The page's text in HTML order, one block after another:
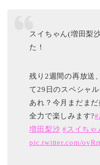
スイちゃん(増田梨
た！
残り2週間の再放送
て29日のスペシャ
あれ？今月まだまだ
全力で楽しみます?
増田梨沙 #スイちゃ
pic.twitter.com/